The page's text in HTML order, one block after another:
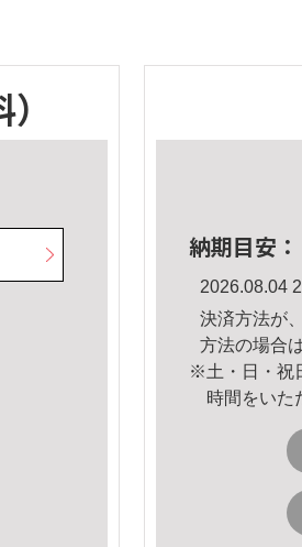
納期目安：
2026.08.04
決済方法が
方法の場合
※土・日・祝
時間をいた